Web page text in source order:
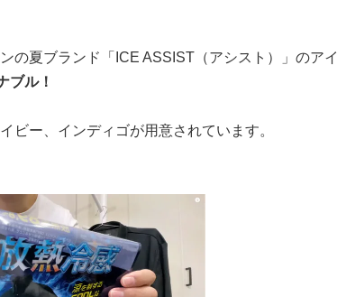
の夏ブランド「ICE ASSIST（アシスト）」のアイ
ブル！
ビー、インディゴが用意されています。